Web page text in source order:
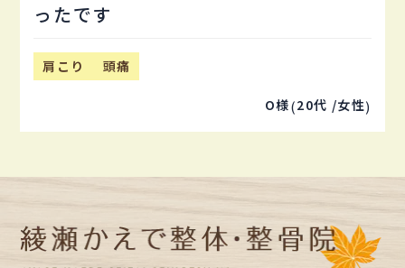
ったです
肩こり 頭痛
O様(20代 /女性)